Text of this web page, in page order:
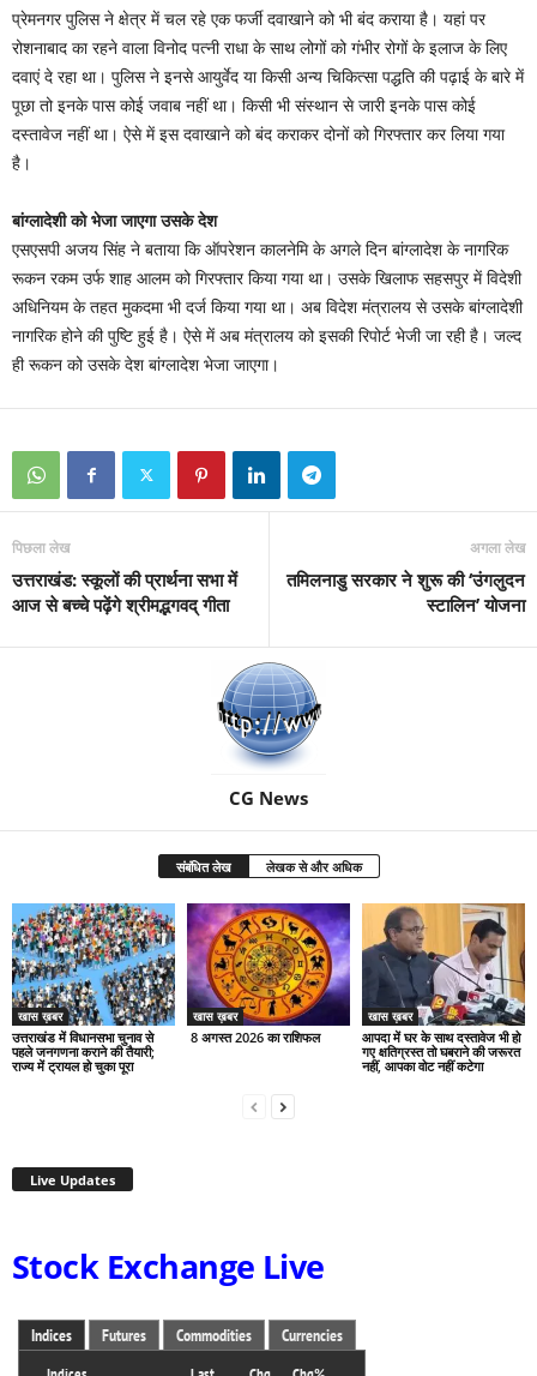
प्रेमनगर पुलिस ने क्षेत्र में चल रहे एक फर्जी दवाखाने को भी बंद कराया है। यहां पर
रोशनाबाद का रहने वाला विनोद पत्नी राधा के साथ लोगों को गंभीर रोगों के इलाज के लिए
दवाएं दे रहा था। पुलिस ने इनसे आयुर्वेद या किसी अन्य चिकित्सा पद्धति की पढ़ाई के बारे में
पूछा तो इनके पास कोई जवाब नहीं था। किसी भी संस्थान से जारी इनके पास कोई
दस्तावेज नहीं था। ऐसे में इस दवाखाने को बंद कराकर दोनों को गिरफ्तार कर लिया गया
है।
बांग्लादेशी को भेजा जाएगा उसके देश
एसएसपी अजय सिंह ने बताया कि ऑपरेशन कालनेमि के अगले दिन बांग्लादेश के नागरिक
रूकन रकम उर्फ शाह आलम को गिरफ्तार किया गया था। उसके खिलाफ सहसपुर में विदेशी
अधिनियम के तहत मुकदमा भी दर्ज किया गया था। अब विदेश मंत्रालय से उसके बांग्लादेशी
नागरिक होने की पुष्टि हुई है। ऐसे में अब मंत्रालय को इसकी रिपोर्ट भेजी जा रही है। जल्द
ही रूकन को उसके देश बांग्लादेश भेजा जाएगा।
पिछला लेख
उत्तराखंड: स्कूलों की प्रार्थना सभा में
आज से बच्चे पढ़ेंगे श्रीमद्भगवद् गीता
अगला लेख
तमिलनाडु सरकार ने शुरू की ‘उंगलुदन
स्टालिन’ योजना
CG News
संबंधित लेख लेखक से और अधिक
खास ख़बर
उत्तराखंड में विधानसभा चुनाव से
पहले जनगणना कराने की तैयारी;
राज्य में ट्रायल हो चुका पूरा
खास ख़बर
8 अगस्त 2026 का राशिफल
खास ख़बर
आपदा में घर के साथ दस्तावेज भी हो
गए क्षतिग्रस्त तो घबराने की जरूरत
नहीं, आपका वोट नहीं कटेगा
Live Updates
Stock Exchange Live